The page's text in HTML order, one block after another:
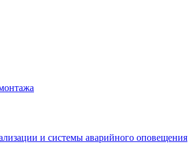
и системы аварийного оповещения